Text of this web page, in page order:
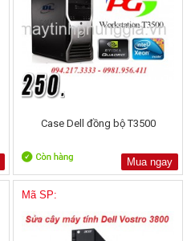
Case Dell đồng bộ T3500
Mua ngay
Mã SP: